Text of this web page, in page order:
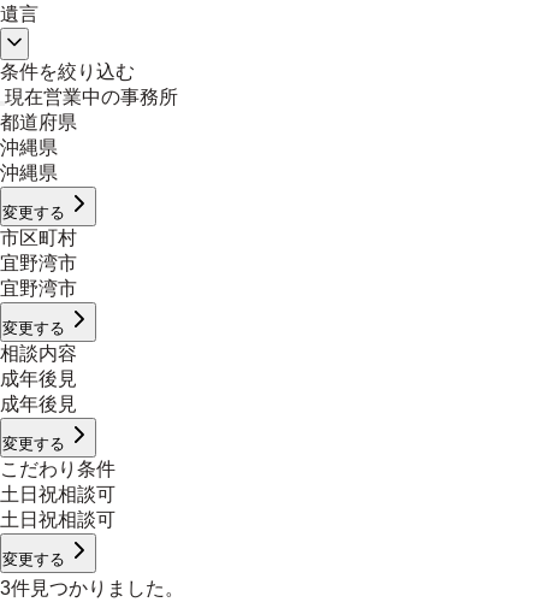
遺言
条件を絞り込む
現在営業中の事務所
都道府県
沖縄県
沖縄県
変更する
市区町村
宜野湾市
宜野湾市
変更する
相談内容
成年後見
成年後見
変更する
こだわり条件
土日祝相談可
土日祝相談可
変更する
3件見つかりました。